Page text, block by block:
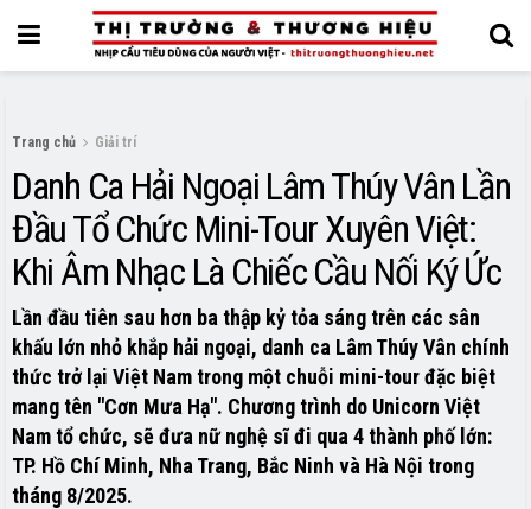
Trang chủ Giải trí
Danh Ca Hải Ngoại Lâm Thúy Vân Lần
Đầu Tổ Chức Mini-Tour Xuyên Việt:
Khi Âm Nhạc Là Chiếc Cầu Nối Ký Ức
Lần đầu tiên sau hơn ba thập kỷ tỏa sáng trên các sân
khấu lớn nhỏ khắp hải ngoại, danh ca Lâm Thúy Vân chính
thức trở lại Việt Nam trong một chuỗi mini-tour đặc biệt
mang tên "Cơn Mưa Hạ". Chương trình do Unicorn Việt
Nam tổ chức, sẽ đưa nữ nghệ sĩ đi qua 4 thành phố lớn:
TP. Hồ Chí Minh, Nha Trang, Bắc Ninh và Hà Nội trong
tháng 8/2025.